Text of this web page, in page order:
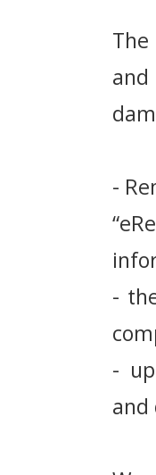
-
-
-
and